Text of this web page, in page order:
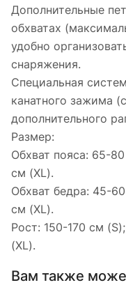
Дополнительные
обхватах
удобно
снаряжения.
Специальная
канатного зажима
дополнительного
Размер:
Обхват пояса: 65-
см (XL).
Обхват бедра: 45-
см (XL).
Рост: 150-170 см
(XL).
Вам также